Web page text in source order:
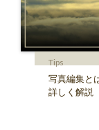
Tips
写真編集と
詳しく解説